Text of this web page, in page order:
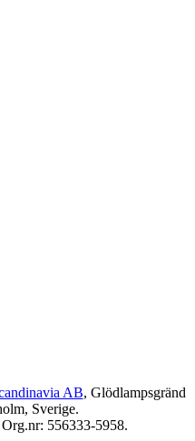
AB, Glödlampsgränd
Sverige.
556333-5958.